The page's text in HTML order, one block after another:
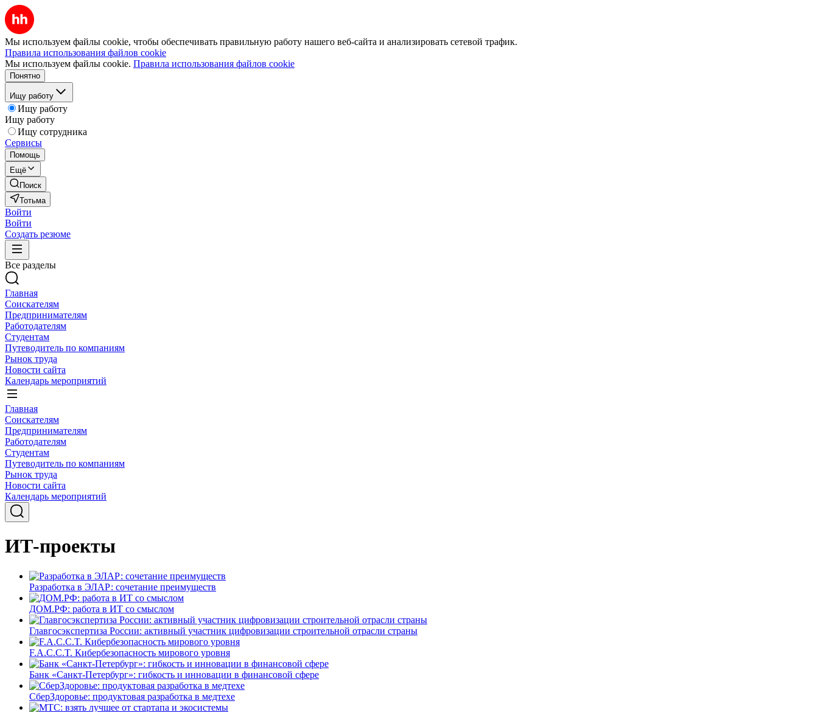
Мы используем файлы cookie, чтобы обеспечивать правильную работу нашего веб-сайта и анализировать сетевой трафик.
Правила использования файлов cookie
Мы используем файлы cookie. Правила использования файлов cookie
Понятно
Ищу работу
Ищу работу
Ищу работу
Ищу сотрудника
Сервисы
Помощь
Ещё
Поиск
Тотьма
Войти
Войти
Создать резюме
Все разделы
Главная
Соискателям
Предпринимателям
Работодателям
Студентам
Путеводитель по компаниям
Рынок труда
Новости сайта
Календарь мероприятий
Главная
Соискателям
Предпринимателям
Работодателям
Студентам
Путеводитель по компаниям
Рынок труда
Новости сайта
Календарь мероприятий
ИТ-проекты
Разработка в ЭЛАР: сочетание преимуществ
ДОМ.РФ: работа в ИТ со смыслом
Главгосэкспертиза России: активный участник цифровизации строительной отрасли страны
F.A.C.C.T. Кибербезопасность мирового уровня
Банк «Санкт-Петербург»: гибкость и инновации в финансовой сфере
СберЗдоровье: продуктовая разработка в медтехе